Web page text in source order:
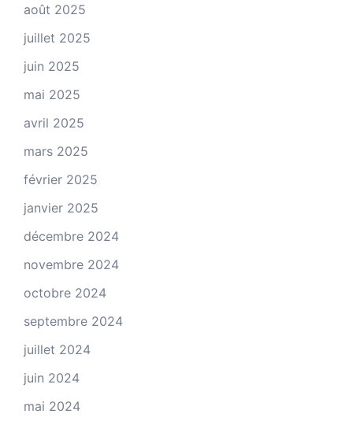
août 2025
juillet 2025
juin 2025
mai 2025
avril 2025
mars 2025
février 2025
janvier 2025
décembre 2024
novembre 2024
octobre 2024
septembre 2024
juillet 2024
juin 2024
mai 2024